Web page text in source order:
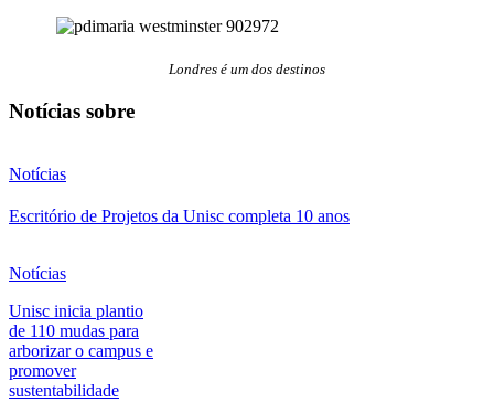
Londres é um dos destinos
Notícias sobre
Notícias
Escritório de Projetos da Unisc completa 10 anos
Notícias
Unisc inicia plantio
de 110 mudas para
arborizar o campus e
promover
sustentabilidade